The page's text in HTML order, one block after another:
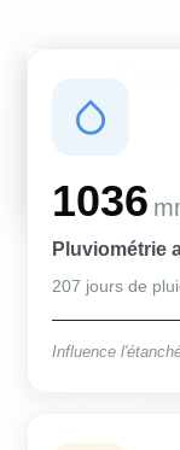
Des conditions
1036
Pluviométrie
207 jours de
Influence